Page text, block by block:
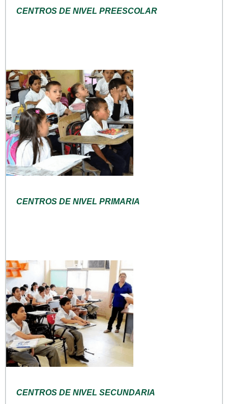
CENTROS DE NIVEL PREESCOLAR
CENTROS DE NIVEL PRIMARIA
CENTROS DE NIVEL SECUNDARIA